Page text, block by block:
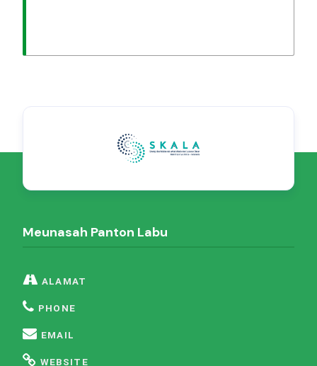
Meunasah Panton Labu
ALAMAT
PHONE
EMAIL
WEBSITE